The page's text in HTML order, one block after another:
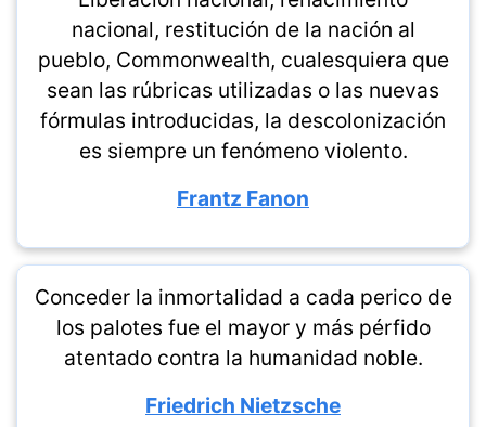
nacional, restitución de la nación al
pueblo, Commonwealth, cualesquiera que
sean las rúbricas utilizadas o las nuevas
fórmulas introducidas, la descolonización
es siempre un fenómeno violento.
Frantz Fanon
Conceder la inmortalidad a cada perico de
los palotes fue el mayor y más pérfido
atentado contra la humanidad noble.
Friedrich Nietzsche